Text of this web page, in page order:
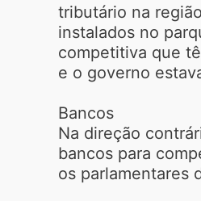
tributário na
instalados no
competitiva que
e o governo
Bancos
Na direção
bancos para
os parlamentares